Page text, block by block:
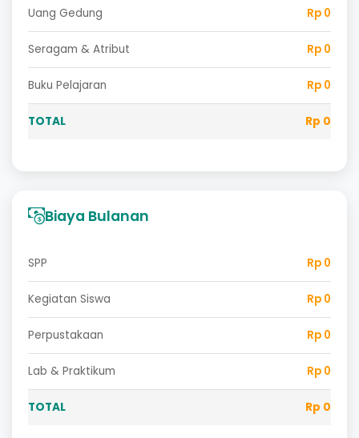
Uang Gedung Rp 0
Seragam & Atribut Rp 0
Buku Pelajaran Rp 0
TOTAL Rp 0
Biaya Bulanan
SPP Rp 0
Kegiatan Siswa Rp 0
Perpustakaan Rp 0
Lab & Praktikum Rp 0
TOTAL Rp 0